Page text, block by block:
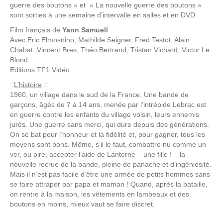
guerre des boutons » et » La nouvelle guerre des boutons »
sont sorties à une semaine d’intervalle en salles et en DVD.
Film français de Yann Samuell
Avec Eric Elmosnino, Mathilde Seigner, Fred Testot, Alain
Chabat, Vincent Bres, Théo Bertrand, Tristan Vichard, Victor Le
Blond
Editions TF1 Vidéo
::L’histoire ::
1960, un village dans le sud de la France. Une bande de
garçons, âgés de 7 à 14 ans, menée par l’intrépide Lebrac est
en guerre contre les enfants du village voisin, leurs ennemis
jurés. Une guerre sans merci, qui dure depuis des générations.
On se bat pour l’honneur et la fidélité et, pour gagner, tous les
moyens sont bons. Même, s’il le faut, combattre nu comme un
ver, ou pire, accepter l’aide de Lanterne – une fille ! – la
nouvelle recrue de la bande, pleine de panache et d’ingéniosité.
Mais il n’est pas facile d’être une armée de petits hommes sans
se faire attraper par papa et maman ! Quand, après la bataille,
on rentre à la maison, les vêtements en lambeaux et des
boutons en moins, mieux vaut se faire discret.